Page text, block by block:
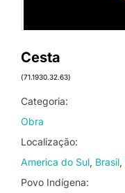
Cesta
(71.1930.32.63)
Categoria:
Obra
Localização:
America do Sul Brasil
Povo Indígena: